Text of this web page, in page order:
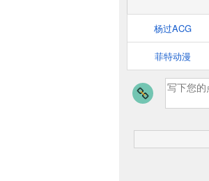
杨过ACG
菲特动漫